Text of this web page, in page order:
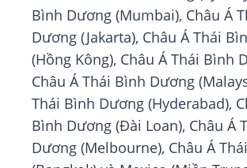
Bình Dương (Mumbai), Châu Á
Dương (Jakarta), Châu Á Thái
(Hồng Kông), Châu Á Thái Bình
Châu Á Thái Bình Dương
Thái Bình Dương (Hyderabad),
Bình Dương (Đài Loan), Châu Á
Dương (Melbourne), Châu Á